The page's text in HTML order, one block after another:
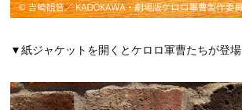
▼紙ジャケットを開くとケロロ軍曹たちが登場